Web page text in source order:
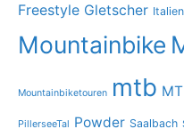
Freestyle Gletscher Italien
Mountainbike
Mountainbiketouren mtb
PillerseeTal Powder Saalbach